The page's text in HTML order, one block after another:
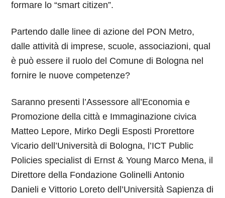
formare lo “smart citizen”.
Partendo dalle linee di azione del PON Metro,
dalle attività di imprese, scuole, associazioni, qual
è può essere il ruolo del Comune di Bologna nel
fornire le nuove competenze?
Saranno presenti l’Assessore all’Economia e
Promozione della città e Immaginazione civica
Matteo Lepore, Mirko Degli Esposti Prorettore
Vicario dell’Università di Bologna, l’ICT Public
Policies specialist di Ernst & Young Marco Mena, il
Direttore della Fondazione Golinelli Antonio
Danieli e Vittorio Loreto dell’Università Sapienza di